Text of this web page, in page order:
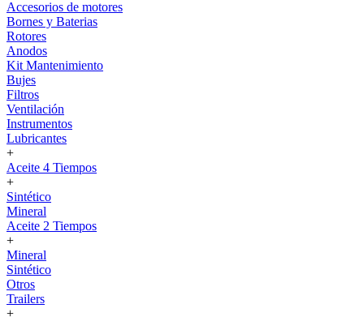
Accesorios de motores
Bornes y Baterias
Rotores
Anodos
Kit Mantenimiento
Bujes
Filtros
Ventilación
Instrumentos
Lubricantes
+
Aceite 4 Tiempos
+
Sintético
Mineral
Aceite 2 Tiempos
+
Mineral
Sintético
Otros
Trailers
+